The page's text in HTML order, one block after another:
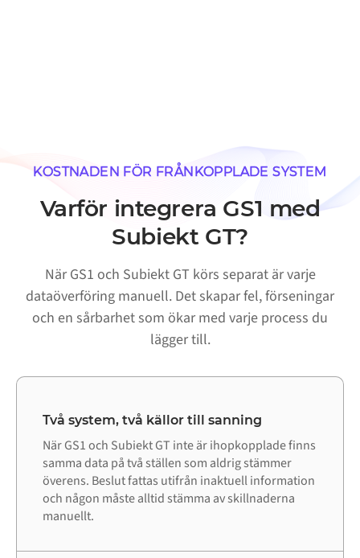
KOSTNADEN FÖR FRÅNKOPPLADE SYSTEM
Varför integrera GS1 med
Subiekt GT?
När GS1 och Subiekt GT körs separat är varje
dataöverföring manuell. Det skapar fel, förseningar
och en sårbarhet som ökar med varje process du
lägger till.
Två system, två källor till sanning
När GS1 och Subiekt GT inte är ihopkopplade finns
samma data på två ställen som aldrig stämmer
överens. Beslut fattas utifrån inaktuell information
och någon måste alltid stämma av skillnaderna
manuellt.